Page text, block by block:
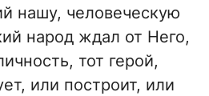
нашу, человеческую
народ ждал от Него,
тот герой,
или построит, или